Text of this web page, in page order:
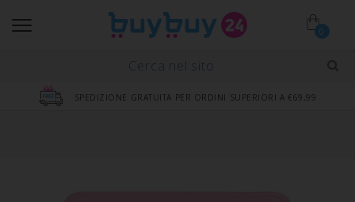
0
SPEDIZIONE GRATUITA PER ORDINI SUPERIORI A €69,99